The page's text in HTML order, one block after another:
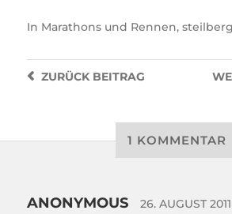
In Marathons und Rennen,
ZURÜCKBEITRAG
1 KOMMENTAR
ANONYMOUS 26. AUGUST 2011